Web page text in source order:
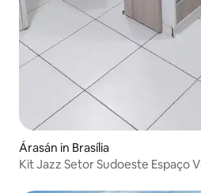
Árasán in Brasília
Kit Jazz Setor Sudoeste